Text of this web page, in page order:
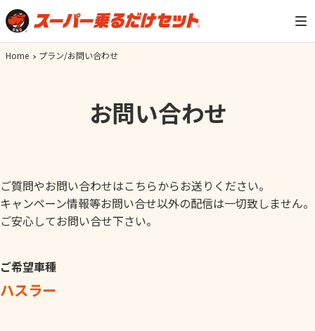
Home プラン/お問い合わせ
お問い合わせ
ご質問やお問い合わせはこちらからお送りください。
キャンペーン情報等お問い合せ以外の配信は一切致しません。
ご安心してお問い合せ下さい。
ご希望車種
ハスラー